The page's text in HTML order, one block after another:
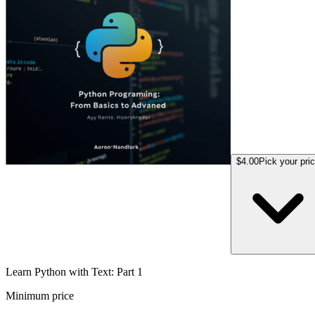
$4.00Pick your
Learn Python with Text: Part 1
Minimum price